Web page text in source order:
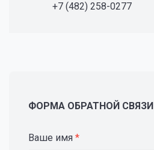
+7 (482) 258-0277
ФОРМА ОБРАТНОЙ СВЯЗИ
Ваше имя *